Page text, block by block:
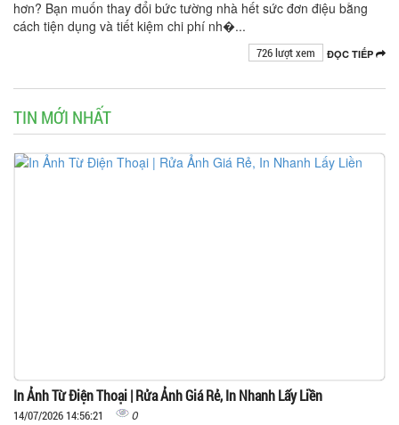
hơn? Bạn muốn thay đổi bức tường nhà hết sức đơn điệu bằng
cách tiện dụng và tiết kiệm chi phí nh�...
ĐỌC TIẾP
726 lượt xem
TIN MỚI NHẤT
In Ảnh Từ Điện Thoại | Rửa Ảnh Giá Rẻ, In Nhanh Lấy Liền
14/07/2026 14:56:21 0